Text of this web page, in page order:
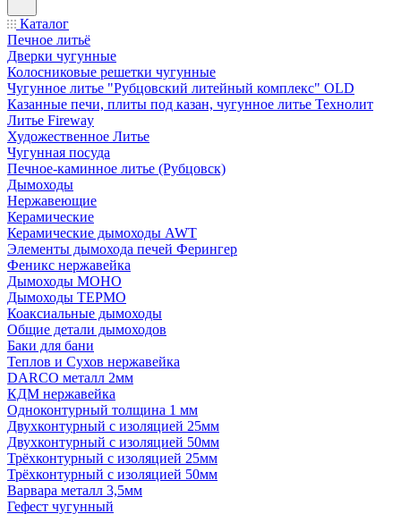
Каталог
Печное литьё
Дверки чугунные
Колосниковые решетки чугунные
Чугунное литье "Рубцовский литейный комплекс" OLD
Казанные печи, плиты под казан, чугунное литье Технолит
Литье Fireway
Художественное Литье
Чугунная посуда
Печное-каминное литье (Рубцовск)
Дымоходы
Нержавеющие
Керамические
Керамические дымоходы AWT
Элементы дымохода печей Ферингер
Феникс нержавейка
Дымоходы МОНО
Дымоходы ТЕРМО
Коаксиальные дымоходы
Общие детали дымоходов
Баки для бани
Теплов и Сухов нержавейка
DARCO металл 2мм
КДМ нержавейка
Одноконтурный толщина 1 мм
Двухконтурный с изоляцией 25мм
Двухконтурный с изоляцией 50мм
Трёхконтурный с изоляцией 25мм
Трёхконтурный с изоляцией 50мм
Варвара металл 3,5мм
Гефест чугунный